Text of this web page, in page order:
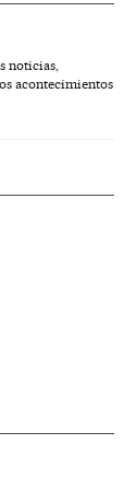
noticias,
acontecimientos